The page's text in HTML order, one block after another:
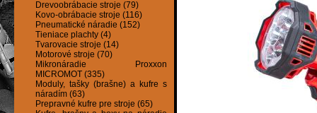
Drevoobrábacie stroje (79)
Kovo-obrábacie stroje (116)
Pneumatické náradie (152)
Tieniace plachty (4)
Tvarovacie stroje (14)
Motorové stroje (70)
Mikronáradie Proxxon
MICROMOT (335)
Moduly, tašky (brašne) a kufre s
náradím (63)
Prepravné kufre pre stroje (65)